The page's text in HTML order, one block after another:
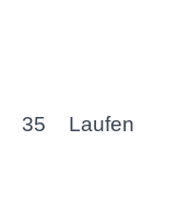
35
Laufen